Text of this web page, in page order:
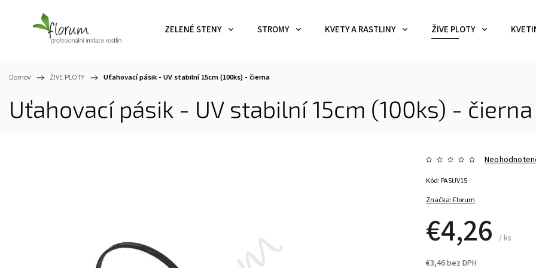
ZELENÉ STENY STROMY KVETY A RASTLINY ŽIVE PLOTY
Domov / ŽIVE PLOTY / Uťahovací pásik - UV stabilní 15cm (100ks) - čierna
Uťahovací pásik - UV stabilní 15cm (100ks) - čierna
Značka:Florum
€4,26/ ks
€3,46 bez DPH
Kód:PASUV15